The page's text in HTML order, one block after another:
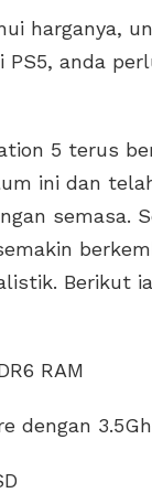
harganya,
PS5, anda
5 terus
ini dan
semasa.
Berikut
RAM
dengan